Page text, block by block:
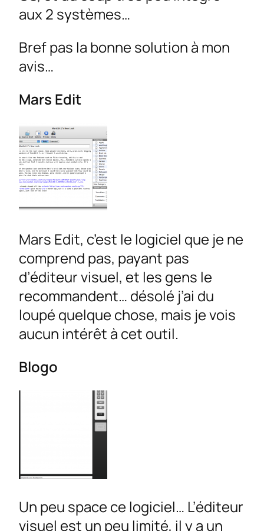
aux 2 systèmes…
Bref pas la bonne solution à mon
avis…
Mars Edit
Mars Edit, c’est le logiciel que je ne
comprend pas, payant pas
d’éditeur visuel, et les gens le
recommandent… désolé j’ai du
loupé quelque chose, mais je vois
aucun intérêt à cet outil.
Blogo
Un peu space ce logiciel… L’éditeur
visuel est un peu limité, il y a un